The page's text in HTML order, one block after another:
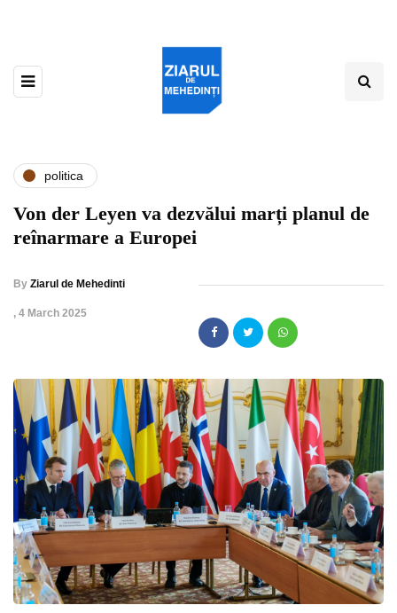
politica
Von der Leyen va dezvălui marți planul de
reînarmare a Europei
By Ziarul de Mehedinti
, 4 March 2025